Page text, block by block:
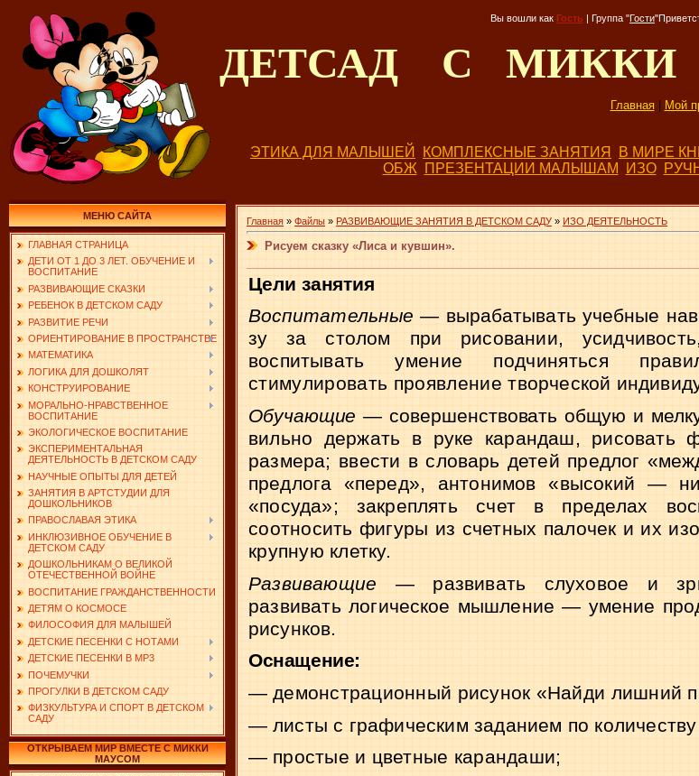
Вы вошли как Гость | Группа "Гости"
ДЕТСАД С
Главная| Мой
ЭТИКА ДЛЯ МАЛЫШЕЙ КОМПЛЕКСНЫЕ ЗАНЯТИЯ В МИРЕ
ОБЖ
ПРЕЗЕНТАЦИИ МАЛЫШАМ ИЗО
МЕНЮ САЙТА
ГЛАВНАЯ СТРАНИЦА
ДЕТИ ОТ 1 ДО 3 ЛЕТ. ОБУЧЕНИЕ И
ВОСПИТАНИЕ
РАЗВИВАЮЩИЕ СКАЗКИ
РЕБЕНОК В ДЕТСКОМ САДУ
РАЗВИТИЕ РЕЧИ
ОРИЕНТИРОВАНИЕ В ПРОСТРАНСТВЕ
МАТЕМАТИКА
ЛОГИКА ДЛЯ ДОШКОЛЯТ
КОНСТРУИРОВАНИЕ
МОРАЛЬНО-НРАВСТВЕННОЕ
ВОСПИТАНИЕ
ЭКОЛОГИЧЕСКОЕ ВОСПИТАНИЕ
ЭКСПЕРИМЕНТАЛЬНАЯ
ДЕЯТЕЛЬНОСТЬ В ДЕТСКОМ САДУ
НАУЧНЫЕ ОПЫТЫ ДЛЯ ДЕТЕЙ
ЗАНЯТИЯ В АРТСТУДИИ ДЛЯ
ДОШКОЛЬНИКОВ
ПРАВОСЛАВАЯ ЭТИКА
ИНКЛЮЗИВНОЕ ОБУЧЕНИЕ В
ДЕТСКОМ САДУ
ДОШКОЛЬНИКАМ О ВЕЛИКОЙ
ОТЕЧЕСТВЕННОЙ ВОЙНЕ
ВОСПИТАНИЕ ГРАЖДАНСТВЕННОСТИ
ДЕТЯМ О КОСМОСЕ
ФИЛОСОФИЯ ДЛЯ МАЛЫШЕЙ
ДЕТСКИЕ ПЕСЕНКИ С НОТАМИ
ДЕТСКИЕ ПЕСЕНКИ В MP3
ПОЧЕМУЧКИ
ПРОГУЛКИ В ДЕТСКОМ САДУ
ФИЗКУЛЬТУРА И СПОРТ В ДЕТСКОМ
САДУ
ОТКРЫВАЕМ МИР ВМЕСТЕ С МИККИ
МАУСОМ
Главная » Файлы » РАЗВИВАЮЩИЕ ЗАНЯТИЯ В ДЕТСКОМ САДУ » ИЗО ДЕЯТЕЛЬНОСТЬ
Рисуем сказку «Лиса и кувшин».
Цели занятия
Воспитательные— вырабатывать учебные
зу за столом при рисовании,
воспитыватьумение подчиняться
стимулировать проявлениетворческой
Обучающие— совершенствовать общую и
вильно держать в руке карандаш, рисовать
размера; ввести в словарь детей предлог
предлога «пе­ред», антонимов «высокий —
«посуда»; закреп­лять счет в пределах
соотносить фигуры из счет­ных палочек и их
крупную клетку.
Развивающие — развивать слуховое и
развиватьлогическое мышление — умение
рисунков.
Оснащение:
— демонстрационный рисунок «Найди лишний
— листы с графическим заданием по
— простые и цветные карандаши;